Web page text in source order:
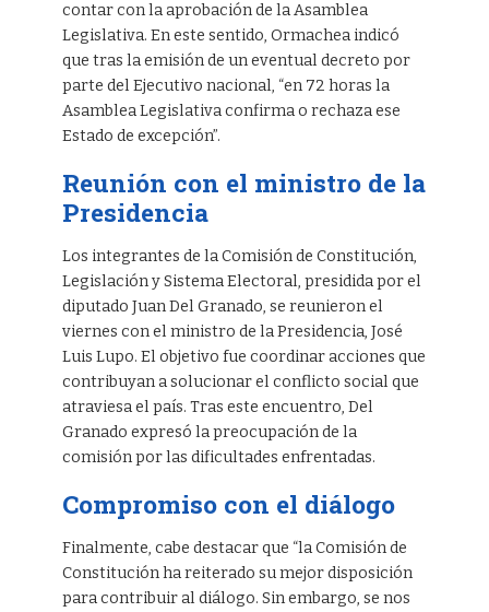
contar con la aprobación de la Asamblea
Legislativa. En este sentido, Ormachea indicó
que tras la emisión de un eventual decreto por
parte del Ejecutivo nacional, “en 72 horas la
Asamblea Legislativa confirma o rechaza ese
Estado de excepción”.
Reunión con el ministro de la
Presidencia
Los integrantes de la Comisión de Constitución,
Legislación y Sistema Electoral, presidida por el
diputado Juan Del Granado, se reunieron el
viernes con el ministro de la Presidencia, José
Luis Lupo. El objetivo fue coordinar acciones que
contribuyan a solucionar el conflicto social que
atraviesa el país. Tras este encuentro, Del
Granado expresó la preocupación de la
comisión por las dificultades enfrentadas.
Compromiso con el diálogo
Finalmente, cabe destacar que “la Comisión de
Constitución ha reiterado su mejor disposición
para contribuir al diálogo. Sin embargo, se nos